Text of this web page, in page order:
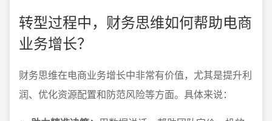
转型过程中，财务思维如何帮助电商
业务增长？
财务思维在电商业务增长中非常有价值，尤其是提升利
润、优化资源配置和防范风险等方面。具体来说：